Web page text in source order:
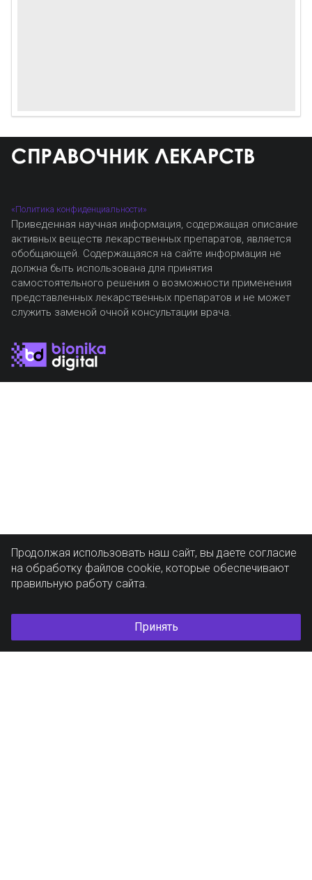
«Политика конфиденциальности»
Приведенная научная информация, содержащая описание
активных веществ лекарственных препаратов, является
обобщающей. Содержащаяся на сайте информация не
должна быть использована для принятия
самостоятельного решения о возможности применения
представленных лекарственных препаратов и не может
служить заменой очной консультации врача.
Продолжая использовать наш сайт, вы даете согласие
на обработку файлов cookie, которые обеспечивают
правильную работу сайта.
Принять